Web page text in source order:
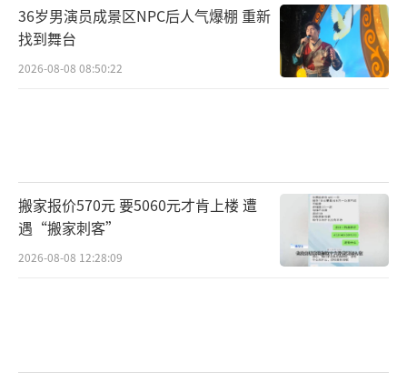
36岁男演员成景区NPC后人气爆棚 重新
找到舞台
2026-08-08 08:50:22
搬家报价570元 要5060元才肯上楼 遭
遇“搬家刺客”
2026-08-08 12:28:09